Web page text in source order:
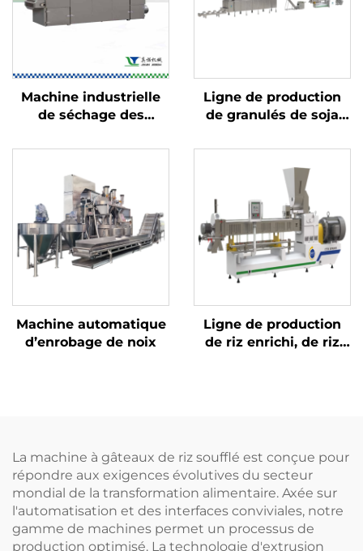
Machine industrielle
de séchage des
Ligne de production
de granulés de soja
soja
Machine automatique
d’enrobage de noix
Ligne de production
de riz enrichi, de riz
La machine à gâteaux de riz soufflé est conçue pour
répondre aux exigences évolutives du secteur
mondial de la transformation alimentaire. Axée sur
l'automatisation et des interfaces conviviales, notre
gamme de machines permet un processus de
production optimisé. La technologie d'extrusion